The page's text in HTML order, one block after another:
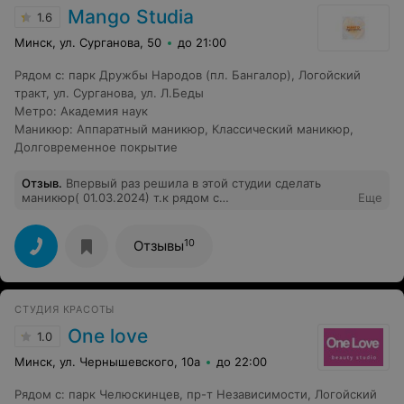
1.6 Mango Studia
Минск, ул. Сурганова, 50 до 21:00
Рядом с: парк Дружбы Народов (пл. Бангалор), Логойский
тракт, ул. Сурганова, ул. Л.Беды
Метро: Академия наук
Маникюр: Аппаратный маникюр, Классический маникюр,
Долговременное покрытие
Отзыв. Впервый раз решила в этой студии сделать
маникюр( 01.03.2024) т.к рядом с
ресепшене сидела мастер по маникюру,даже в ответ
не поздаровалась , а только посмотрела на меня с
выражение лица ,,Чего мол пришла,,.Очень грубо
начала разговаривать,типо ,,Чего кремом руки
намазали перед маникюром,идите
замечания,как она со мной разговаривает.В кабинете
порядка нет,ногти валяются под сталом
,беспорядок.Администратор на всю студию
разговаривала с сотрудникам о каких-то таблетках и на
другие темы.Лучше бы выучила прайс услуг и как
владела.Больше сюда не ногой и другим не советую.
Еще
Отзывы10
СТУДИЯ КРАСОТЫ
1.0 One love
Минск, ул. Чернышевского, 10а до 22:00
Рядом с: парк Челюскинцев, пр-т Независимости, Логойский